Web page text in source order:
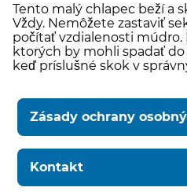
Tento malý chlapec beží a
Vždy. Nemôžete zastaviť
počítať vzdialenosti
ktorých by mohli spadať
keď príslušné skok v
Zásady ochrany
Kontakt